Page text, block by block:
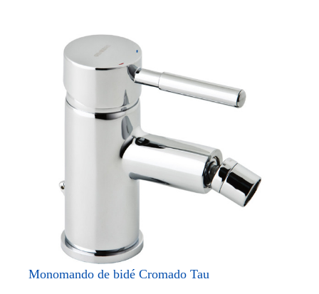
Monomando de bidé Cromado Tau